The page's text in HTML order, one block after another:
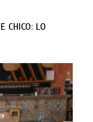
CHICO: LO